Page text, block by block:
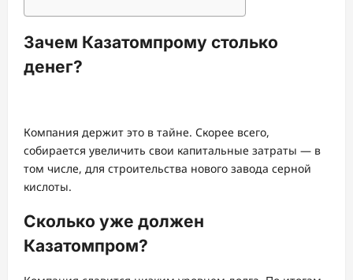
Зачем Казатомпрому столько
денег?
Компания держит это в тайне. Скорее всего,
собирается увеличить свои капитальные затраты — в
том числе, для строительства нового завода серной
кислоты.
Сколько уже должен
Казатомпром?